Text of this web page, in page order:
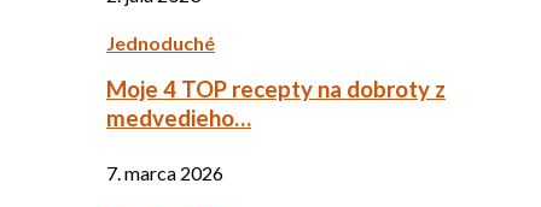
Jednoduché
Moje 4 TOP recepty na dobroty z
medvedieho…
7. marca 2026